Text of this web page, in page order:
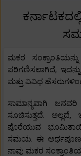
ಮಕರ
ಪರಿಗಣಿಸಲಾಗಿದೆ,
ಮತ್ತು ವಿವಿಧ
ಸಾಮಾನ್ಯವಾಗಿ
ಸೂಚಿಸುತ್ತದೆ. ಅಲ್ಲದೆ,
ಪೊರೆಯುವ
ಸಮಯ. ಈ ಅರ್ಥಪೂರ್ಣ,
ನಾವು ಮಕರ